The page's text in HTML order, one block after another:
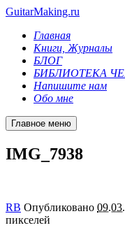
GuitarMaking.ru
Главная
Книги, Журналы
БЛОГ
БИБЛИОТЕКА
Напишите нам
Обо мне
Главное меню
IMG_7938
RB Опубликовано
пикселей